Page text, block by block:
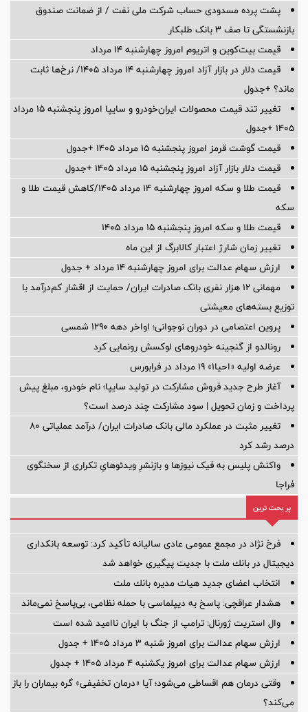
پشت پرده‌ مسدودی حساب شرکت ملی نفت / از ضمانت صندوق
بازنشستگی تا صف ۳ بانک طلبکار
قیمت بیت‌کوین و اتریوم امروز چهارشنبه ۱۴ مرداد
قیمت دلار در بازار آزاد امروز چهارشنبه ۱۴ مرداد ۱۴۰۵/ نرخ‌ها ثابت
ماند؟ +جدول
تغییر تند قیمت محصولات ایران‌خودرو و سایپا امروز پنجشنبه ۱۵ مرداد
۱۴۰۵ +جدول
قیمت گوشت قرمز امروز پنجشنبه ۱۵ مرداد ۱۴۰۵ +جدول
قیمت دلار بازار آزاد امروز پنجشنبه ۱۵ مرداد ۱۴۰۵ +جدول
قیمت طلا و سکه امروز چهارشنبه ۱۴ مرداد ۱۴۰۵/کاهش قیمت طلا و
سکه
قیمت طلا و سکه امروز پنجشنبه ۱۵ مرداد ۱۴۰۵
تغییر زمان شارژ اعتبار کالابرگ از این ماه
ارزش سهام عدالت برای امروز چهارشنبه ۱۴ مرداد + جدول
مهمانی ۱۲ هزار نفری بانک صادرات ایران/ حمایت از اقشار کم‌درآمد با
توزیع بسته‌های معیشتی
پروین اعتصامی در دوران نوجوانی؛ اواخر دهه ۱۲۹۰ شمسی
رونالدو از گنجینه خودروهای لوکسش رونمایی کرد
عرضه اولیه «احیا۱» ۱۹ مرداد در فرابورس
آغاز طرح جدید فروش مشارکت در تولید سایپا؛ نام خودرو، مبلغ پیش
پرداخت و زمان تحویل | سود مشارکت چند درصد است؟
تغییر مثبت در عملکرد مالی بانک صادرات ایران/ درآمد عملیاتی 80
درصد رشد کرد
واکنش پلیس به فیک نیوزها و بازنشرِ ویدئوهایِ تکراری از سخنگوی
فراجا
پر بحث ترین
فرخ نژاد در مجمع عمومی عادی سالیانه تأكید كرد: توسعه بانكداری
دیجیتال در بانك ملت با جدیت پیگیری خواهد شد
انتخاب اعضای جدید هیات مدیره بانك ملت
هشدار عراقچی: پاسخ به دیپلماسی با حمله نظامی، بی‌پاسخ نمی‌ماند
وال استریت ژورنال: ترامپ از جنگ با ایران ناامید شده است
ارزش سهام عدالت برای امروز شنبه ۳ مرداد ۱۴۰۵ + جدول
ارزش سهام عدالت برای امروز یکشنبه ۴ مرداد ۱۴۰۵ + جدول
وقتی درمان هم اقساطی می‌شود؛ آیا «درمان تخفیفی» گره بیماران را باز
می‌کند؟